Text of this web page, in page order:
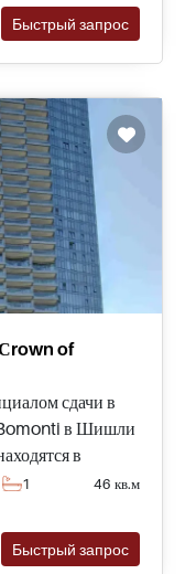
Быстрый запрос
of
сдачи в
Bomonti в Шишли
в
Таксим и
1 46 кв.м
Быстрый запрос